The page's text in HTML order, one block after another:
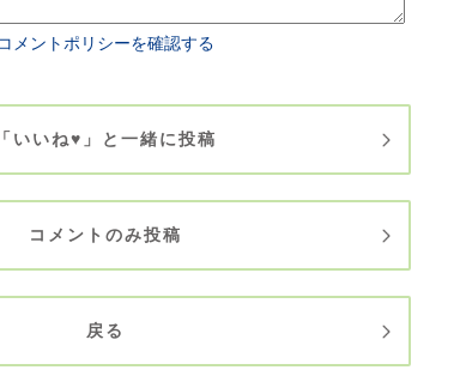
コメントポリシーを確認する
「いいね♥」と一緒に投稿
コメントのみ投稿
戻る